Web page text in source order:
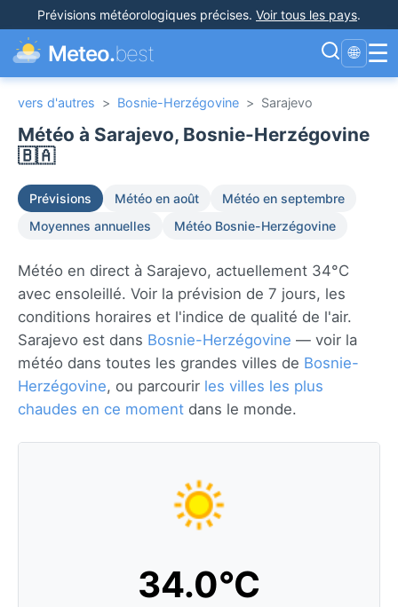
Prévisions météorologiques précises. Voir tous les pays.
Meteo.best 🌐 ☰
vers d'autres > Bosnie-Herzégovine > Sarajevo
Météo à Sarajevo, Bosnie-Herzégovine
🇧🇦
Prévisions Météo en août
Météo en septembre
Moyennes annuelles
Météo Bosnie-Herzégovine
Météo en direct à Sarajevo, actuellement 34°C
avec ensoleillé. Voir la prévision de 7 jours, les
conditions horaires et l'indice de qualité de l'air.
Sarajevo est dans Bosnie-Herzégovine — voir la
météo dans toutes les grandes villes de Bosnie-
Herzégovine, ou parcourir les villes les plus
chaudes en ce moment dans le monde.
34.0°C